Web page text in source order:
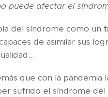
puede afectar el
del síndrome como un
de asimilar sus
que con la
sufrido el síndrome del